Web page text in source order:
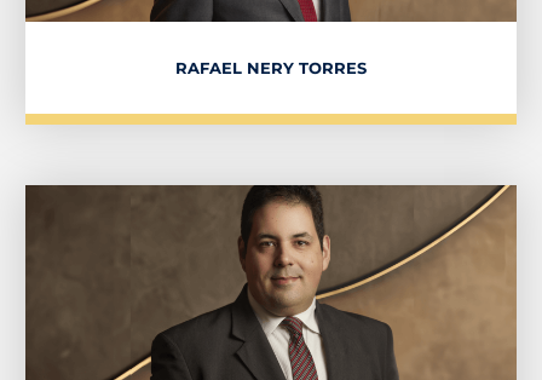
RAFAEL NERY TORRES